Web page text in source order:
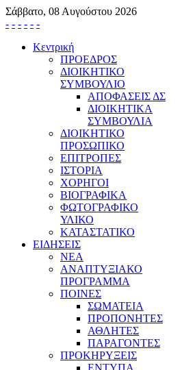
Σάββατο, 08 Αυγούστου 2026
- - - - - -
Κεντρική
ΠΡΟΕΔΡΟΣ
ΔΙΟΙΚΗΤΙΚΟ
ΣΥΜΒΟΥΛΙΟ
ΑΠΟΦΑΣΕΙΣ ΔΣ
ΔΙΟΙΚΗΤΙΚΑ
ΣΥΜΒΟΥΛΙΑ
ΔΙΟΙΚΗΤΙΚΟ
ΠΡΟΣΩΠΙΚΟ
ΕΠΙΤΡΟΠΕΣ
ΙΣΤΟΡΙΑ
ΧΟΡΗΓΟΙ
ΒΙΟΓΡΑΦΙΚΑ
ΦΩΤΟΓΡΑΦΙΚΟ
ΥΛΙΚΟ
ΚΑΤΑΣΤΑΤΙΚΟ
ΕΙΔΗΣΕΙΣ
ΝΕΑ
ΑΝΑΠΤΥΞΙΑΚΟ
ΠΡΟΓΡΑΜΜΑ
ΠΟΙΝΕΣ
ΣΩΜΑΤΕΙΑ
ΠΡΟΠΟΝΗΤΕΣ
ΑΘΛΗΤΕΣ
ΠΑΡΑΓΟΝΤΕΣ
ΠΡΟΚΗΡΥΞΕΙΣ
ΕΝΤΥΠΑ